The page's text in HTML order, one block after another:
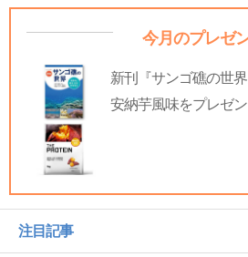
今月のプレゼ
新刊『サンゴ礁の世
安納芋風味をプレゼン
注目記事